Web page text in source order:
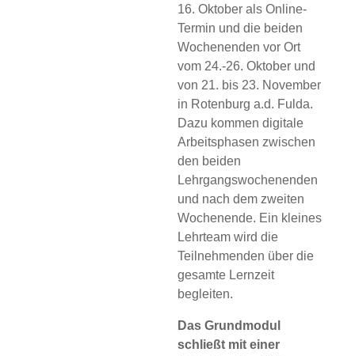
16. Oktober als Online-
Termin und die beiden
Wochenenden vor Ort
vom 24.-26. Oktober und
von 21. bis 23. November
in Rotenburg a.d. Fulda.
Dazu kommen digitale
Arbeitsphasen zwischen
den beiden
Lehrgangswochenenden
und nach dem zweiten
Wochenende. Ein kleines
Lehrteam wird die
Teilnehmenden über die
gesamte Lernzeit
begleiten.
Das Grundmodul
schließt mit einer